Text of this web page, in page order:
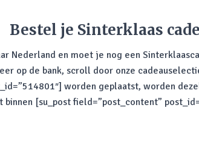
Bestel je Sinterklaas
Nederland en moet je nog een
op de bank, scroll door onze
worden geplaatst, worden
binnen [su_post field=”post_content”